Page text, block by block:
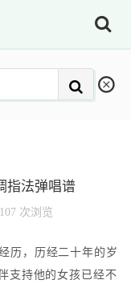
指法弹唱谱
107 次浏览
历，历经二十年的岁
支持他的女孩已经不